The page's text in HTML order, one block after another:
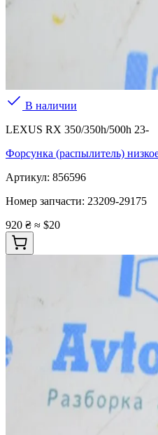
В наличии
LEXUS RX 350/350h/500h 23-
Форсунка (распылитель)
Артикул: 856596
Номер запчасти: 23209-29175
920 ₴ ≈ $20